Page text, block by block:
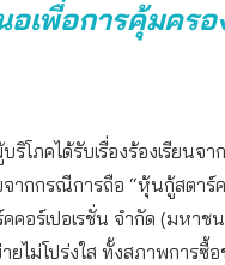
อเพื่อการคุ้มครอ
โภคได้รับเรื่องร้องเรียนจา
ากกรณีการถือ “หุ้นกู้สตาร์ค
คอร์เปอเรชั่น จำกัด (มหาช
ยไม่โปร่งใส ทั้งสภาพการซื้